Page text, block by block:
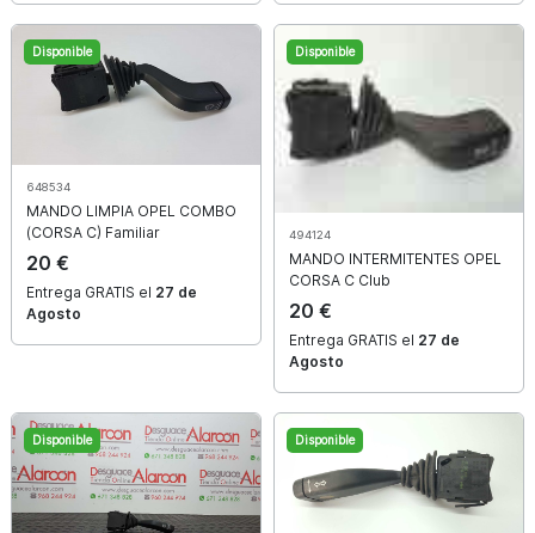
Más de 200.000 piezas en stock. Envío en 24/48 horas.
4.8
+1.800 reseñas en Google España
Marca
Modelo
Buscar
Disponible
648534
MANDO LIMPIA OPEL COMBO
(CORSA C) Familiar
20 €
Entrega GRATIS el 27 de
Agosto
Disponible
494124
MANDO INTERMITENTES OPEL
CORSA C Club
20 €
Entrega GRATIS el 27 de
Agosto
Disponible Disponible